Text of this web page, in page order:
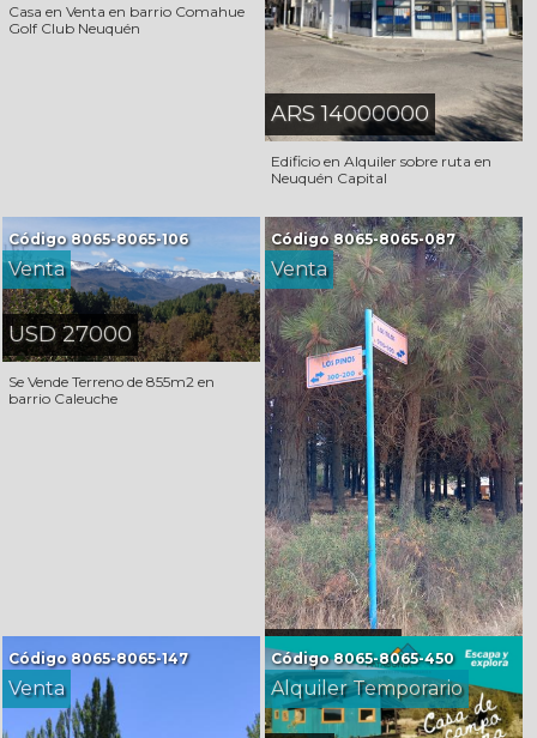
Casa en Venta en barrio Comahue
Golf Club Neuquén
ARS 14000000
Edificio en Alquiler sobre ruta en
Neuquén Capital
Código8065-8065-106
Venta
USD 27000
Se Vende Terreno de 855m2 en
barrio Caleuche
Código8065-8065-087
Venta
USD 80000
Se Vende Excelente terreno en Dina
Huapi de 944m2
Código 8065-8065-147
Venta
Código8065-8065-450
Alquiler Temporario